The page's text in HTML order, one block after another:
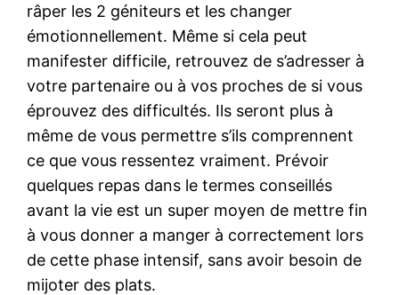
râper les 2 géniteurs et les changer
émotionnellement. Même si cela peut
manifester difficile, retrouvez de s’adresser à
votre partenaire ou à vos proches de si vous
éprouvez des difficultés. Ils seront plus à
même de vous permettre s’ils comprennent
ce que vous ressentez vraiment. Prévoir
quelques repas dans le termes conseillés
avant la vie est un super moyen de mettre fin
à vous donner a manger à correctement lors
de cette phase intensif, sans avoir besoin de
mijoter des plats.